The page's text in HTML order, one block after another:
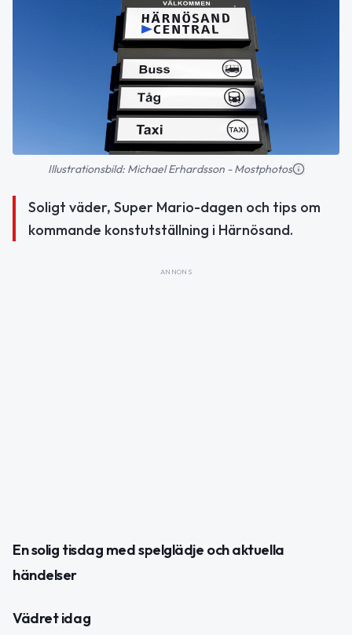
Illustrationsbild: Michael Erhardsson - Mostphotos
Soligt väder, Super Mario-dagen och tips om
kommande konstutställning i Härnösand.
ANNONS
En solig tisdag med spelglädje och aktuella
händelser
Vädret idag